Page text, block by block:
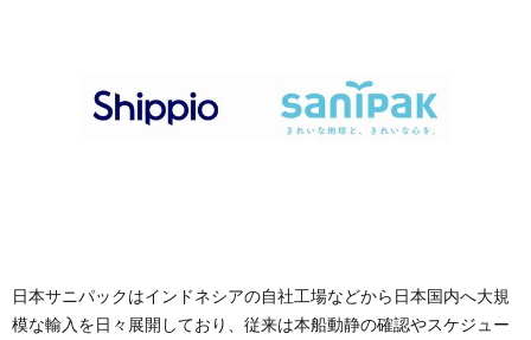
日本サニパックはインドネシアの自社工場などから日本国内へ大規
模な輸入を日々展開しており、従来は本船動静の確認やスケジュー